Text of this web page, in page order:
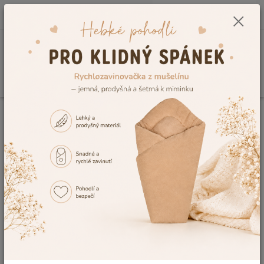
0,00 Kč
Souhlas se zpracováním osobních údajů pro účely rozesílky e-
mailových obchodních sdělení
Souhlas se zpracováním osobních
údajů pro účely rozesílky e-
mailových obchodních sdělení
Udělujete tímto souhlas Radek Šebesta Dětský svět, se
sídlem Kostelní 109 Fulnek, IČ 60790661,(dále jen
„Správce“
), aby ve smyslu nařízení Evropského parlamentu